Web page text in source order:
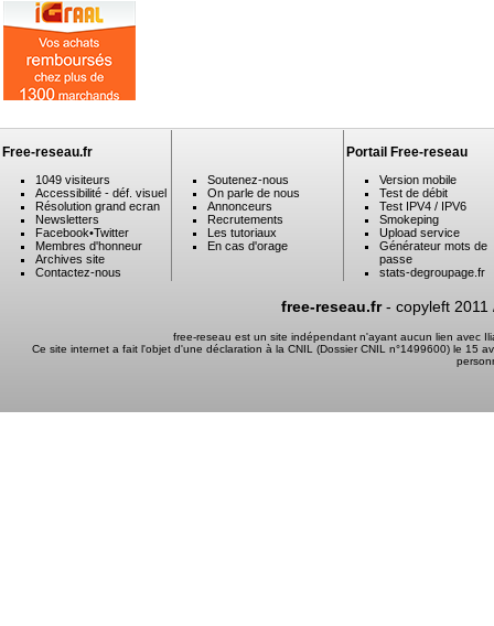
Free-reseau.fr
1049 visiteurs
Accessibilité - déf. visuel
Résolution grand ecran
Newsletters
Facebook•Twitter
Membres d'honneur
Archives site
Contactez-nous
Soutenez-nous
On parle de nous
Annonceurs
Recrutements
Les tutoriaux
En cas d'orage
Portail Free-reseau
Version mobile
Test de débit
Test IPV4 / IPV6
Smokeping
Upload service
Générateur mots de
passe
stats-degroupage.fr
free-reseau.fr- copyleft 2011
free-reseau est un site indépendant n'ayant aucun lien avec
Ce site internet a fait l'objet d'une déclaration à la CNIL (Dossier CNIL n°1499600) le 15